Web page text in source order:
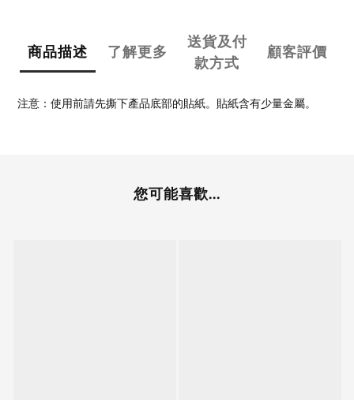
商品描述 了解更多
送貨及付
款方式
顧客評價
注意：使用前請先撕下產品底部的貼紙。貼紙含有少量金屬。
您可能喜歡...